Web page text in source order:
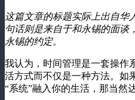
这篇文章的标题实际上出自华
句话则是来自于和永锡的面谈
永锡的约定。
我认为，时间管理是一套操作
活方式而不仅是一种方法。如
“系统”融入你的生活，那当然